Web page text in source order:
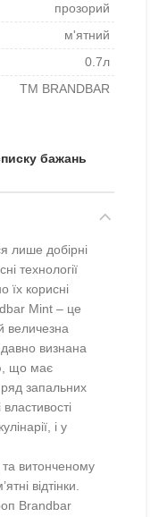
прозорий
м'ятний
0.7л
TM BRANDBAR
бажань
лише добірні
технології
їх корисні
Mint – це
величезна
визнана
що має
запальних
і у
витонченому
відтінки.
Brandbar